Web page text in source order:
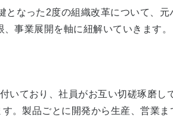
なった2度の組織改革について、元
事業展開を軸に紐解いていきます。
いており、社員がお互い切磋琢磨し
。製品ごとに開発から生産、営業ま